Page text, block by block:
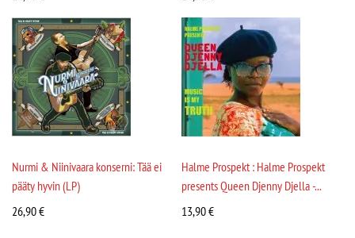
Nurmi & Niinivaara konserni: Tää ei
pääty hyvin (LP)
26,90€
Halme Prospekt : Halme Prospekt
presents Queen Djenny Djella -...
13,90€